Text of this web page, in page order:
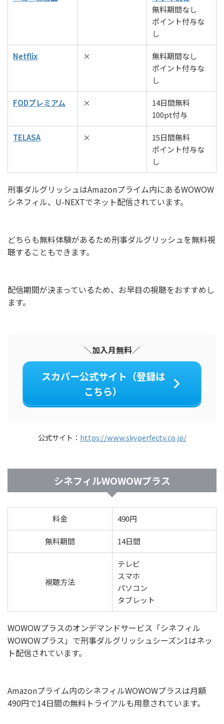
無料期間なし
ポイント付与な
し
Netflix ×
無料期間なし
ポイント付与な
し
FODプレミアム ×
14日間無料
100pt付与
TELASA ×
15日間無料
ポイント付与な
し
刑事ダルグリッシュはAmazonプライム内にあるWOWOW
シネフィル、U-NEXTでネット配信されています。
どちらも無料体験があるため刑事ダルグリッシュを無料視
聴することもできます。
配信期間が決まっているため、お早目の視聴をおすすめし
ます。
＼加入月無料／
スカパー公式サイト（登録は
こちら）
公式サイト： https://www.skyperfectv.co.jp/
シネフィルWOWOWプラス
料金 490円
無料期間 14日間
視聴方法
テレビ
スマホ
パソコン
タブレット
WOWOWプラスのオンデマンドサービス「シネフィル
WOWOWプラス」で刑事ダルグリッシュシーズン1はネッ
ト配信されています。
Amazonプライム内のシネフィルWOWOWプラスは月額
490円で14日間の無料トライアルも用意されています。